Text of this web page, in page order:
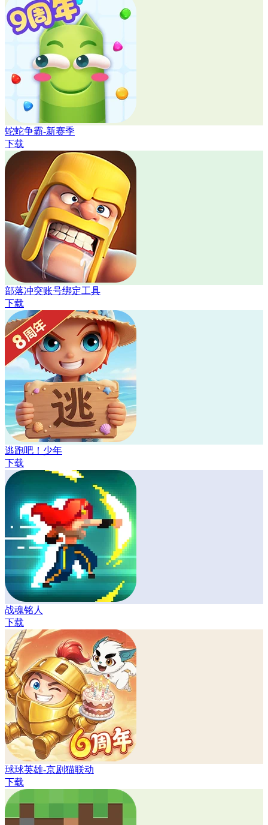
蛇蛇争霸-新赛季
下载
部落冲突账号绑定工具
下载
逃跑吧！少年
下载
战魂铭人
下载
球球英雄-京剧猫联动
下载